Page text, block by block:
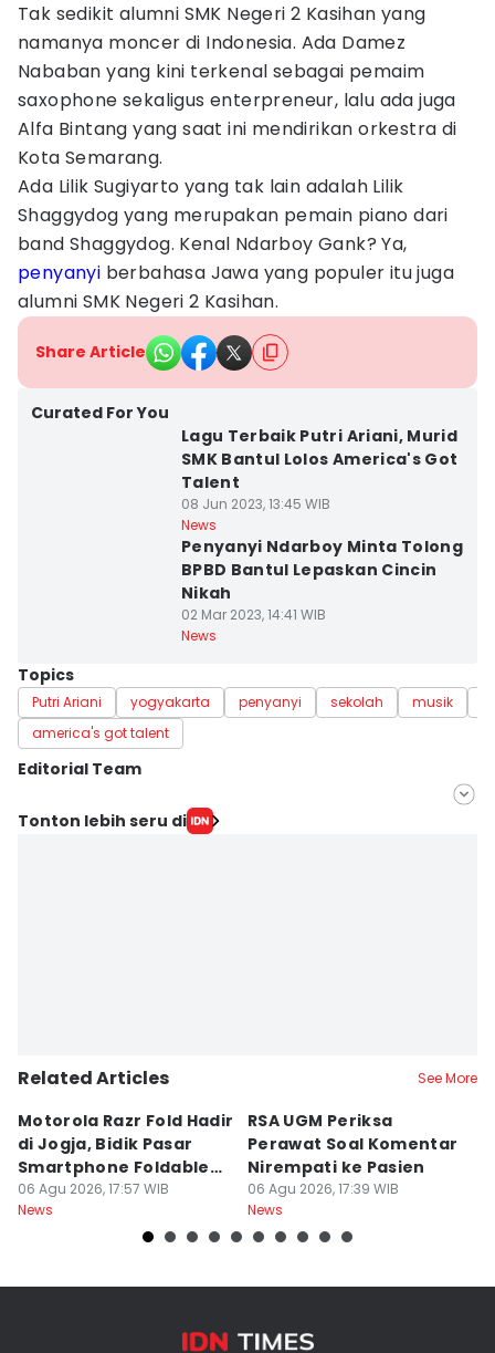
Tak sedikit alumni SMK Negeri 2 Kasihan yang
namanya moncer di Indonesia. Ada Damez
Nababan yang kini terkenal sebagai pemaim
saxophone sekaligus enterpreneur, lalu ada juga
Alfa Bintang yang saat ini mendirikan orkestra di
Kota Semarang.
Ada Lilik Sugiyarto yang tak lain adalah Lilik
Shaggydog yang merupakan pemain piano dari
band Shaggydog. Kenal Ndarboy Gank? Ya,
penyanyi berbahasa Jawa yang populer itu juga
alumni SMK Negeri 2 Kasihan.
Share Article
Curated For You
Lagu Terbaik Putri Ariani, Murid
SMK Bantul Lolos America's Got
Talent
08 Jun 2023, 13:45 WIB
News
Penyanyi Ndarboy Minta Tolong
BPBD Bantul Lepaskan Cincin
Nikah
02 Mar 2023, 14:41 WIB
News
Topics
Putri Ariani yogyakarta penyanyi sekolah musik
america's got talent
Editorial Team
Editor
Tonton lebih seru di
Related Articles See More
Motorola Razr Fold Hadir
di Jogja, Bidik Pasar
Smartphone Foldable
Premium
06 Agu 2026, 17:57 WIB
News
RSA UGM Periksa
Perawat Soal Komentar
Nirempati ke Pasien
06 Agu 2026, 17:39 WIB
News